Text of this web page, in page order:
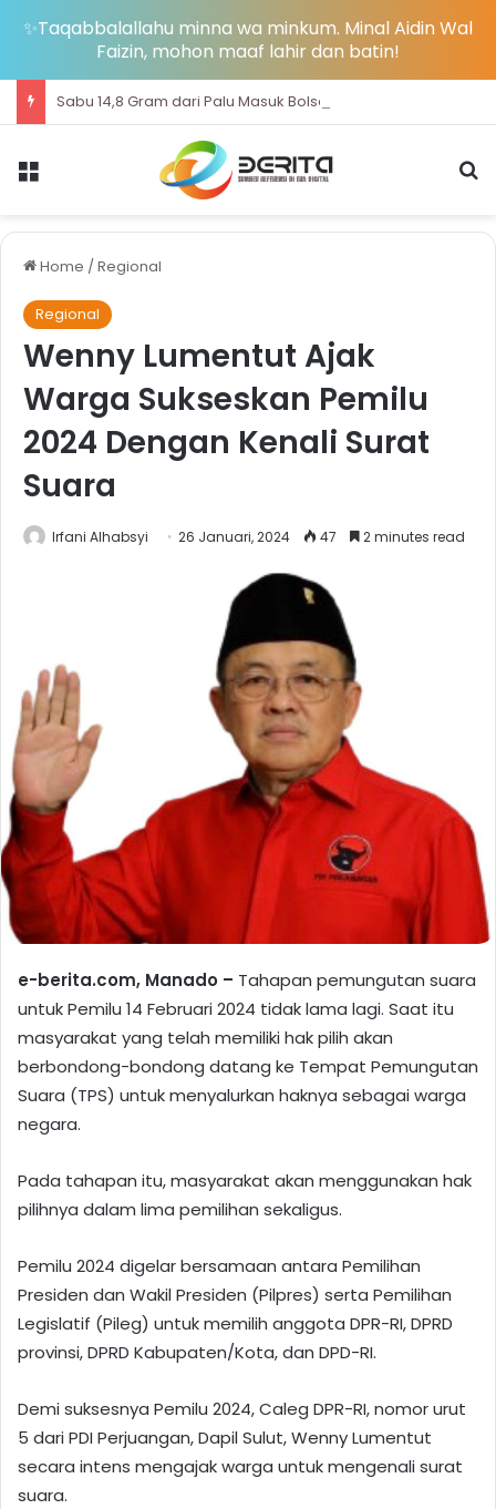
✨Taqabbalallahu minna wa minkum. Minal Aidin Wal
Faizin, mohon maaf lahir dan batin!
Home / Regional
Regional
Wenny Lumentut Ajak
Warga Sukseskan Pemilu
2024 Dengan Kenali Surat
Suara
Irfani Alhabsyi 26 Januari, 2024 47 2 minutes read
e-berita.com, Manado – Tahapan pemungutan suara
untuk Pemilu 14 Februari 2024 tidak lama lagi. Saat itu
masyarakat yang telah memiliki hak pilih akan
berbondong-bondong datang ke Tempat Pemungutan
Suara (TPS) untuk menyalurkan haknya sebagai warga
negara.
Pada tahapan itu, masyarakat akan menggunakan hak
pilihnya dalam lima pemilihan sekaligus.
Pemilu 2024 digelar bersamaan antara Pemilihan
Presiden dan Wakil Presiden (Pilpres) serta Pemilihan
Legislatif (Pileg) untuk memilih anggota DPR-RI, DPRD
provinsi, DPRD Kabupaten/Kota, dan DPD-RI.
Demi suksesnya Pemilu 2024, Caleg DPR-RI, nomor urut
5 dari PDI Perjuangan, Dapil Sulut, Wenny Lumentut
secara intens mengajak warga untuk mengenali surat
suara.